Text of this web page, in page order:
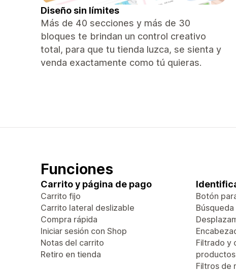
Diseño sin límites
Más de 40 secciones y más de 30
bloques te brindan un control creativo
total, para que tu tienda luzca, se sienta y
venda exactamente como tú quieras.
Funciones
Carrito y página de pago
Carrito fijo
Carrito lateral deslizable
Compra rápida
Iniciar sesión con Shop
Notas del carrito
Retiro en tienda
Botón
Filtrado y
productos
Filtros de